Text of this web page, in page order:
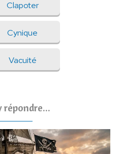
Clapoter
Cynique
Vacuité
répondre...